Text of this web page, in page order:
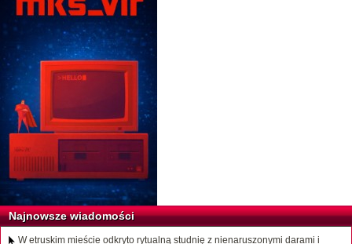
Najnowsze wiadomości
W etruskim mieście odkryto rytualną studnię z nienaruszonymi darami i